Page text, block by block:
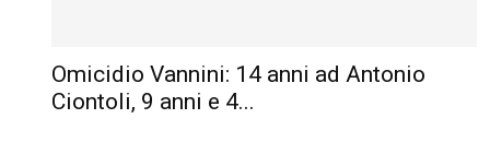
Omicidio Vannini: 14 anni ad Antonio
Ciontoli, 9 anni e 4...